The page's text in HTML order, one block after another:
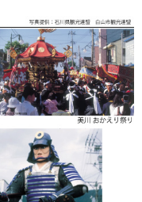
足袋です。
い普通の外観です。
群の衝動吸収を実現。
すめいたします。